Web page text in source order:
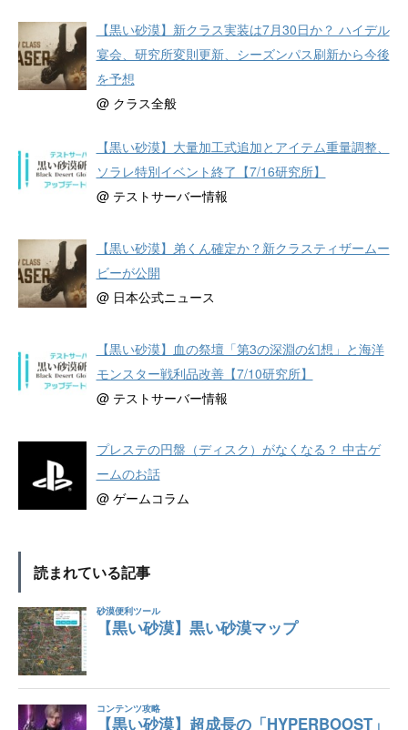
【黒い砂漠】新クラス実装は7月30日か？ ハイデル
宴会、研究所変則更新、シーズンパス刷新から今後
を予想
@ クラス全般
【黒い砂漠】大量加工式追加とアイテム重量調整、
ソラレ特別イベント終了【7/16研究所】
@ テストサーバー情報
【黒い砂漠】弟くん確定か？新クラスティザームー
ビーが公開
@ 日本公式ニュース
【黒い砂漠】血の祭壇「第3の深淵の幻想」と海洋
モンスター戦利品改善【7/10研究所】
@ テストサーバー情報
プレステの円盤（ディスク）がなくなる？ 中古ゲ
ームのお話
@ ゲームコラム
読まれている記事